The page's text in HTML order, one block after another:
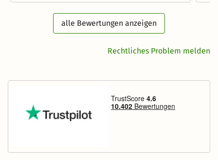
alle Bewertungen anzeigen
Rechtliches Problem melden